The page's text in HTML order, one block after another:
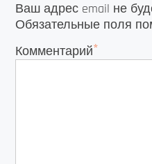
Ваш адрес email не
Обязательные поля
Комментарий*